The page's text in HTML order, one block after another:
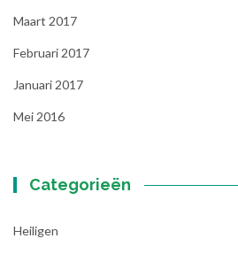
Maart 2017
Februari 2017
Januari 2017
Mei 2016
Categorieën
Heiligen